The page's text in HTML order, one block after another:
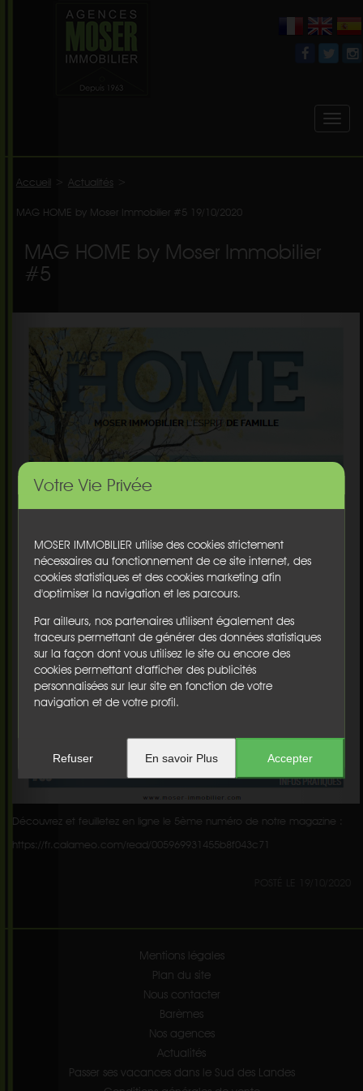
Votre Vie Privée
MOSER IMMOBILIER utilise des cookies strictement
nécessaires au fonctionnement de ce site internet, des
cookies statistiques et des cookies marketing afin
d'optimiser la navigation et les parcours.
Par ailleurs, nos partenaires utilisent également des
traceurs permettant de générer des données statistiques
sur la façon dont vous utilisez le site ou encore des
cookies permettant d'afficher des publicités
personnalisées sur leur site en fonction de votre
navigation et de votre profil.
Refuser En savoir Plus Accepter
Accueil > Actualités >
MAG HOME by Moser Immobilier #5 19/10/2020
MAG HOME by Moser Immobilier
#5
Découvrez et feuilletez en ligne le 5ème numéro de notre magazine :
https://fr.calameo.com/read/005969931455b8f043c71
Mentions légales
Plan du site
Nous contacter
Barèmes
Nos agences
Actualités
Passer ses vacances dans le Sud des Landes